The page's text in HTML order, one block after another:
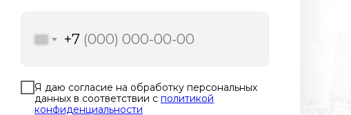
+7
Я даю согласие на обработку персональных
данных в соответствии с политикой
конфиденциальности